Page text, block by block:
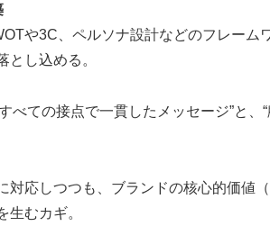
や3C、ペルソナ設計などのフレーム
とし込める。
べての接点で一貫したメッセージ”と、
対応しつつも、ブランドの核心的価値
むカギ。